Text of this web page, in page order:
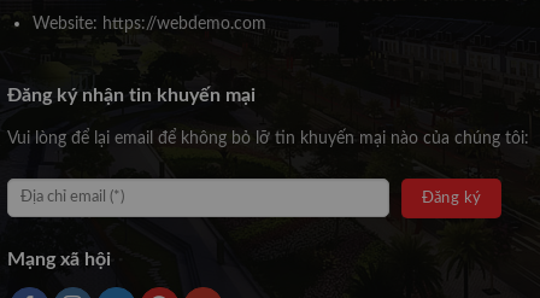
Website: https://webdemo.com
Đăng ký nhận tin khuyến mại
Vui lòng để lại email để không bỏ lỡ tin khuyến mại nào của chúng tôi:
Mạng xã hội